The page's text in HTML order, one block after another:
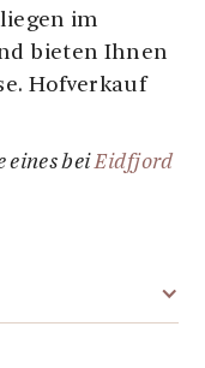
im
bieten Ihnen
Hofverkauf
eines beiEidfjord